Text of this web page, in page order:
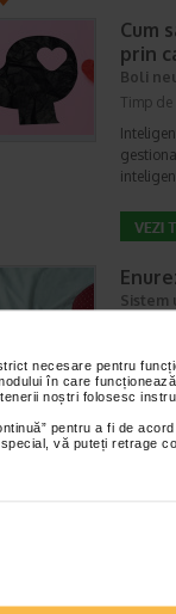
necesare pentru
în care
noștri folosesc
pentru a fi de
vă puteți retrage
Cum
prin
Boli
Timp de
Sistem
obicei
cat si al
Boli
Multi